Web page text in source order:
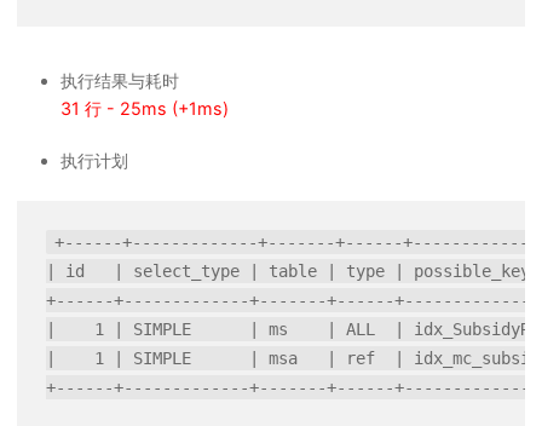
执行结果与耗时
31 行 - 25ms (+1ms)
执行计划
+------+-------------+-------+------
| id   | select_type | table | type |
+------+-------------+-------+------
|    1 | SIMPLE      | ms    | ALL  |
|    1 | SIMPLE      | msa   | ref  |